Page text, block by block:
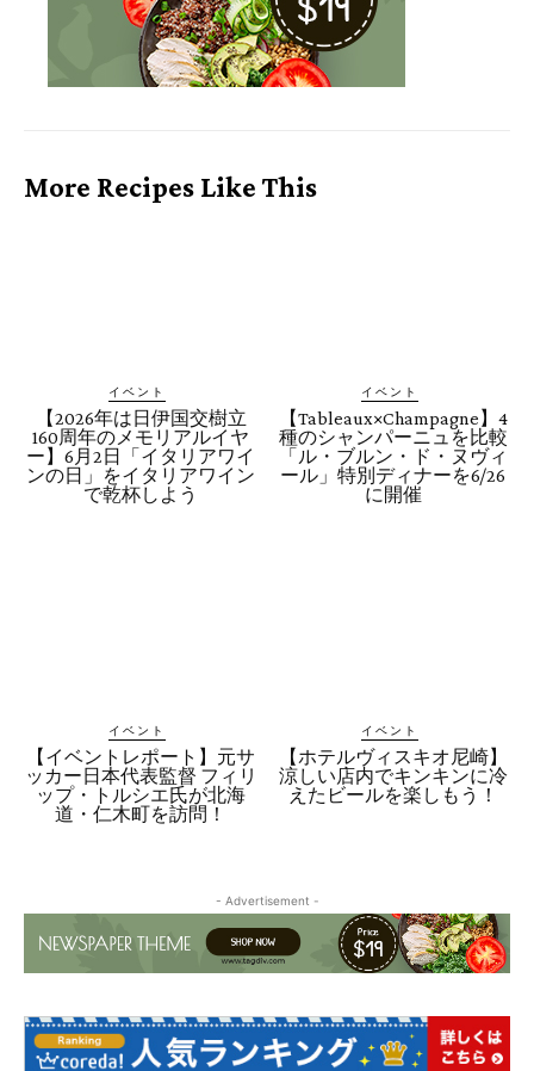
More Recipes Like This
イベント
【2026年は日伊国交樹立
160周年のメモリアルイヤ
ー】6月2日「イタリアワイ
ンの日」をイタリアワイン
で乾杯しよう
イベント
【Tableaux×Champagne】4
種のシャンパーニュを比較
「ル・ブルン・ド・ヌヴィ
ール」特別ディナーを6/26
に開催
イベント
【イベントレポート】元サ
ッカー日本代表監督 フィリ
ップ・トルシエ氏が北海
道・仁木町を訪問！
イベント
【ホテルヴィスキオ尼崎】
涼しい店内でキンキンに冷
えたビールを楽しもう！
- Advertisement -